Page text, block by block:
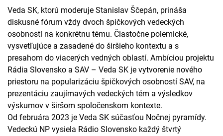
Veda SK, ktorú moderuje Stanislav Ščepán, prináša
diskusné fórum vždy dvoch špičkových vedeckých
osobností na konkrétnu tému. Čiastočne polemické,
vysvetľujúce a zasadené do širšieho kontextu a s
presahom do viacerých vedných oblastí. Ambíciou projektu
Rádia Slovensko a SAV – Veda SK je vytvorenie nového
priestoru na popularizáciu špičkových osobností SAV, na
prezentáciu zaujímavých vedeckých tém a výsledkov
výskumov v širšom spoločenskom kontexte.
Od februára 2023 je Veda SK súčasťou Nočnej pyramídy.
Vedeckú NP vysiela Rádio Slovensko každý štvrtý